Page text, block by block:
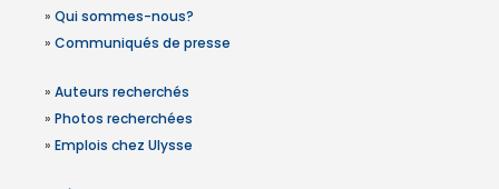
» Qui sommes-nous?
» Communiqués de presse
» Auteurs recherchés
» Photos recherchées
» Emplois chez Ulysse